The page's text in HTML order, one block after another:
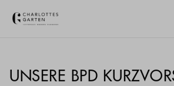
UNSERE BPD